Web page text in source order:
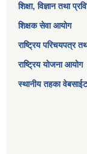
शिक्षा, विज्ञान तथा
शिक्षक सेवा आयोग
राष्ट्रिय परिचयपत्र
राष्ट्रिय योजना आयोग
स्थानीय तहका